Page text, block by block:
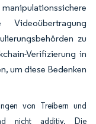
Videoübertragung
zu
Verifizierung in
um diese Bedenken
von Treibern und
nicht additiv. Die